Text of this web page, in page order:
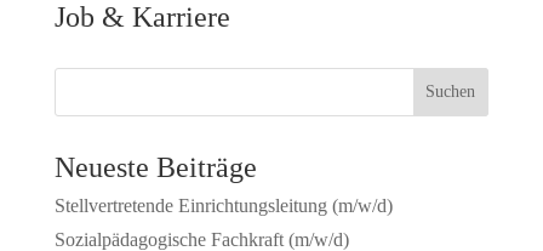
Job & Karriere
Neueste Beiträge
Stellvertretende Einrichtungsleitung (m/w/d)
Sozialpädagogische Fachkraft (m/w/d)